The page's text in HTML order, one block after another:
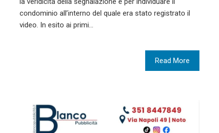
condominio all’interno del quale era stato registrato il
video. In esito ai primi…
Read More